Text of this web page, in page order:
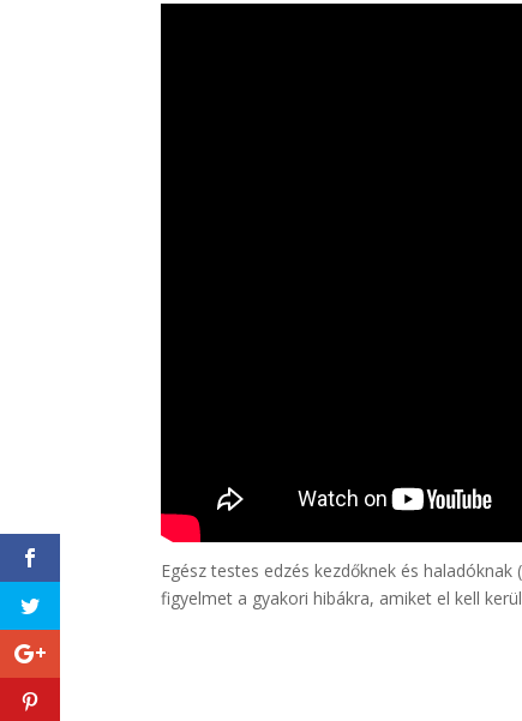
Egész testes edzés kezdőknek és
figyelmet a gyakori hibákra, amiket el kell